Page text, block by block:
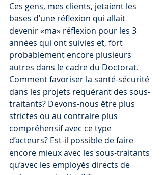
Ces gens, mes clients, jetaient les
bases d’une réflexion qui allait
devenir «ma» réflexion pour les 3
années qui ont suivies et, fort
probablement encore plusieurs
autres dans le cadre du Doctorat.
Comment favoriser la santé-sécurité
dans les projets requérant des sous-
traitants? Devons-nous être plus
strictes ou au contraire plus
compréhensif avec ce type
d’acteurs? Est-il possible de faire
encore mieux avec les sous-traitants
qu’avec les employés directs de